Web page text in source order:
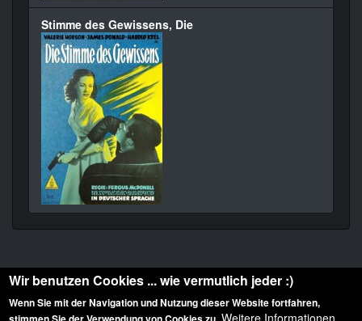
Stimme des Gewissens, Die
Wir benutzen Cookies ... wie vermutlich jeder :)
Wenn Sie mit der Navigation und Nutzung dieser Website fortfahren,
Weitere Informationen